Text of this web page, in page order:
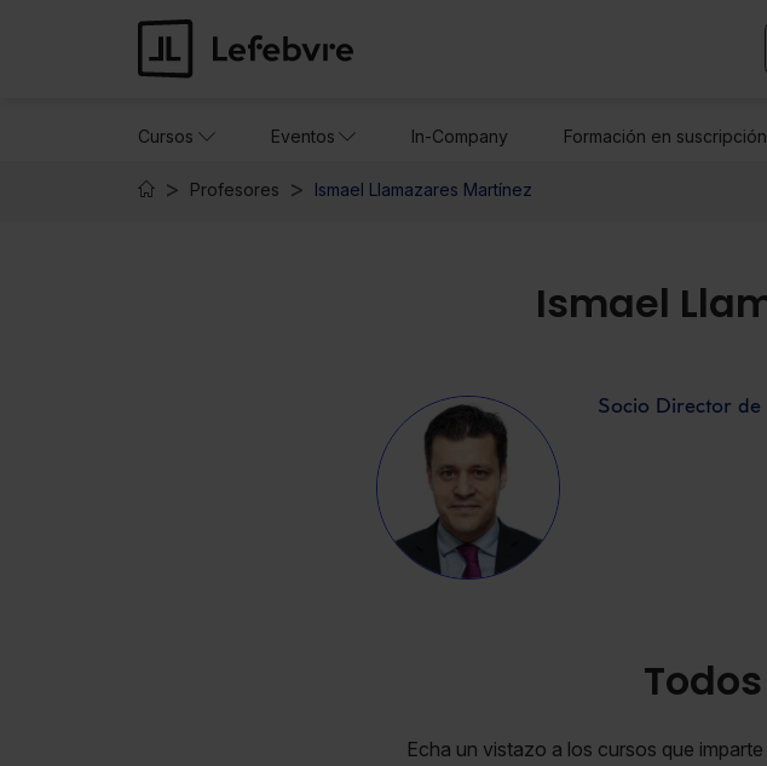
Cursos Eventos In-Company Formación en suscripción
Profesores Ismael Llamazares Martínez
Ismael
Socio Director de
Echa un vistazo a los cursos que